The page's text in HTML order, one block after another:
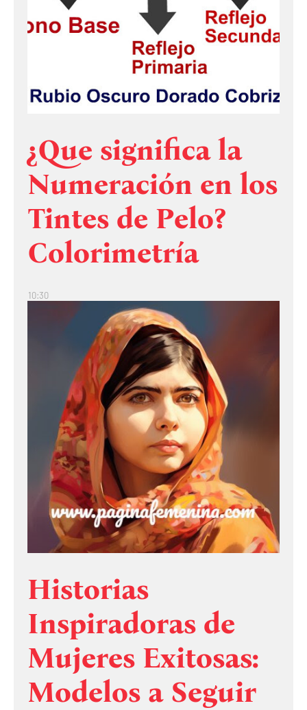
¿Que significa la
Numeración en los
Tintes de Pelo?
Colorimetría
10:30
Historias
Inspiradoras de
Mujeres Exitosas:
Modelos a Seguir